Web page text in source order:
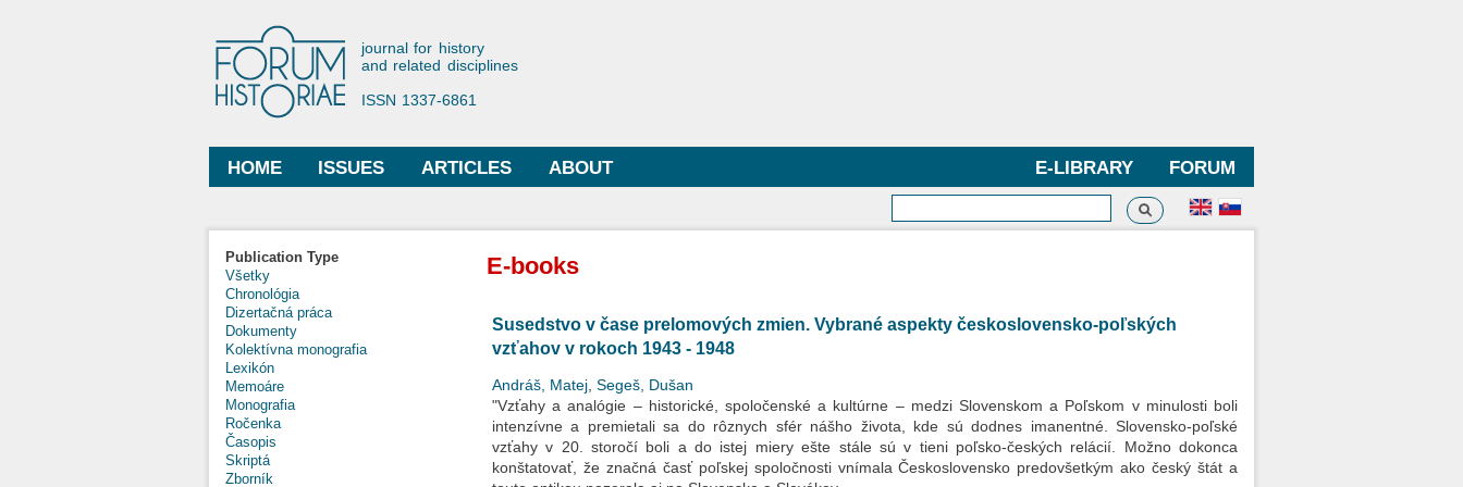
Forum Historiae
journal for history
and related disciplines
ISSN 1337-6861
Main menu
HOME ISSUES ARTICLES FORUM
E-LIBRARY
ABOUT
Search form
Search
Publication Type
Všetky
Chronológia
Dizertačná práca
Dokumenty
Kolektívna monografia
Lexikón
Memoáre
Monografia
Ročenka
Časopis
Skriptá
Zborník
E-books
Susedstvo v čase prelomových zmien. Vybrané aspekty československo-poľských
vzťahov v rokoch 1943 - 1948
Andráš, Matej Segeš, Dušan
"Vzťahy a analógie – historické, spoločenské a kultúrne – medzi Slovenskom a Poľskom v minulosti boli
intenzívne a premietali sa do rôznych sfér nášho života, kde sú dodnes imanentné. Slovensko-poľské
vzťahy v 20. storočí boli a do istej miery ešte stále sú v tieni poľsko-českých relácií. Možno dokonca
konštatovať, že značná časť poľskej spoločnosti vnímala Československo predovšetkým ako český štát a